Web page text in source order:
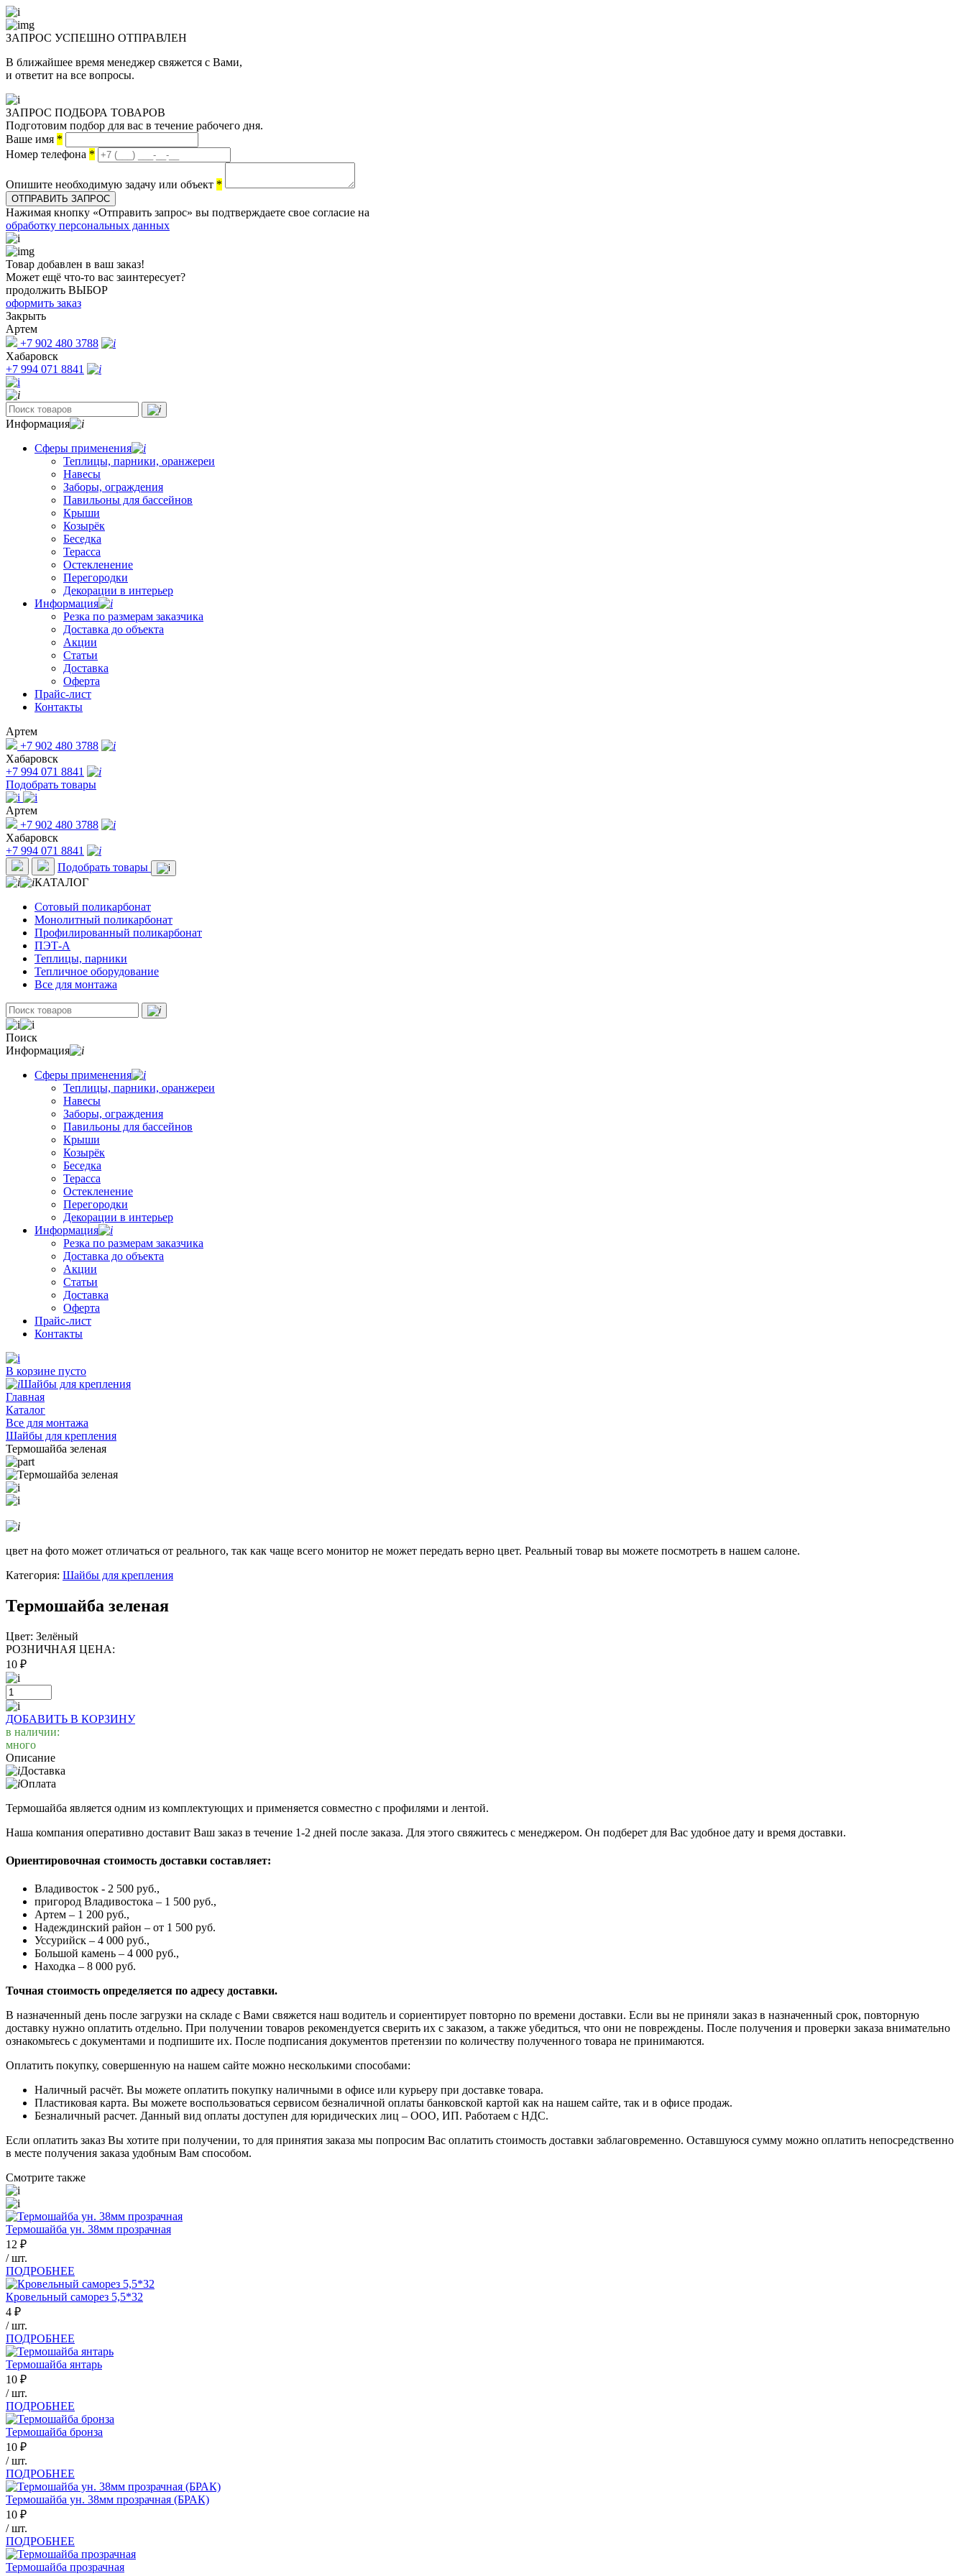
ЗАПРОС УСПЕШНО ОТПРАВЛЕН
В ближайшее время менеджер свяжется с Вами,
и ответит на все вопросы.
ЗАПРОС ПОДБОРА ТОВАРОВ
Подготовим подбор для вас в течение рабочего дня.
Ваше имя *
Номер телефона *
Опишите необходимую задачу или объект *
ОТПРАВИТЬ ЗАПРОС
Нажимая кнопку «Отправить запрос» вы подтверждаете свое согласие на
обработку персональных данных
Товар добавлен в ваш заказ!
Может ещё что-то вас заинтересует?
продолжить ВЫБОР
оформить заказ
Закрыть
Артем
+7 902 480 3788
Хабаровск
+7 994 071 8841
Информация
Сферы применения
Теплицы, парники, оранжереи
Навесы
Заборы, ограждения
Павильоны для бассейнов
Крыши
Козырёк
Беседка
Терасса
Остекленение
Перегородки
Декорации в интерьер
Информация
Резка по размерам заказчика
Доставка до объекта
Акции
Статьи
Доставка
Оферта
Прайс-лист
Контакты
Артем
+7 902 480 3788
Хабаровск
+7 994 071 8841
Подобрать товары
Артем
+7 902 480 3788
Хабаровск
+7 994 071 8841
Подобрать товары
КАТАЛОГ
Сотовый поликарбонат
Монолитный поликарбонат
Профилированный поликарбонат
ПЭТ-А
Теплицы, парники
Тепличное оборудование
Все для монтажа
Поиск
Информация
Сферы применения
Теплицы, парники, оранжереи
Навесы
Заборы, ограждения
Павильоны для бассейнов
Крыши
Козырёк
Беседка
Терасса
Остекленение
Перегородки
Декорации в интерьер
Информация
Резка по размерам заказчика
Доставка до объекта
Акции
Статьи
Доставка
Оферта
Прайс-лист
Контакты
В корзине пусто
Шайбы для крепления
Главная
Каталог
Все для монтажа
Шайбы для крепления
Термошайба зеленая
цвет на фото может отличаться от реального, так как чаще всего монитор не может передать верно цвет. Реальный товар вы можете посмотреть в нашем салоне.
Категория: Шайбы для крепления
Термошайба зеленая
Цвет: Зелёный
РОЗНИЧНАЯ ЦЕНА:
10 ₽
ДОБАВИТЬ В КОРЗИНУ
в наличии:
много
Описание
Доставка
Оплата
Термошайба является одним из комплектующих и применяется совместно с профилями и лентой.
Наша компания оперативно доставит Ваш заказ в течение 1-2 дней после заказа. Для этого свяжитесь с менеджером. Он подберет для Вас удобное дату и время доставки.
Ориентировочная стоимость доставки составляет:
Владивосток - 2 500 руб.,
пригород Владивостока – 1 500 руб.,
Артем – 1 200 руб.,
Надеждинский район – от 1 500 руб.
Уссурийск – 4 000 руб.,
Большой камень – 4 000 руб.,
Находка – 8 000 руб.
Точная стоимость определяется по адресу доставки.
В назначенный день после загрузки на складе с Вами свяжется наш водитель и сориентирует повторно по времени доставки. Если вы не приняли заказ в назначенный срок, повторную
доставку нужно оплатить отдельно. При получении товаров рекомендуется сверить их с заказом, а также убедиться, что они не повреждены. После получения и проверки заказа внимательно
ознакомьтесь с документами и подпишите их. После подписания документов претензии по количеству полученного товара не принимаются.
Оплатить покупку, совершенную на нашем сайте можно несколькими способами:
Наличный расчёт. Вы можете оплатить покупку наличными в офисе или курьеру при доставке товара.
Пластиковая карта. Вы можете воспользоваться сервисом безналичной оплаты банковской картой как на нашем сайте, так и в офисе продаж.
Безналичный расчет. Данный вид оплаты доступен для юридических лиц – ООО, ИП. Работаем с НДС.
Если оплатить заказ Вы хотите при получении, то для принятия заказа мы попросим Вас оплатить стоимость доставки заблаговременно. Оставшуюся сумму можно оплатить непосредственно
в месте получения заказа удобным Вам способом.
Смотрите также
Термошайба ун. 38мм прозрачная
12 ₽
/ шт.
ПОДРОБНЕЕ
Кровельный саморез 5,5*32
4 ₽
/ шт.
ПОДРОБНЕЕ
Термошайба янтарь
10 ₽
/ шт.
ПОДРОБНЕЕ
Термошайба бронза
10 ₽
/ шт.
ПОДРОБНЕЕ
Термошайба ун. 38мм прозрачная (БРАК)
10 ₽
/ шт.
ПОДРОБНЕЕ
Термошайба прозрачная